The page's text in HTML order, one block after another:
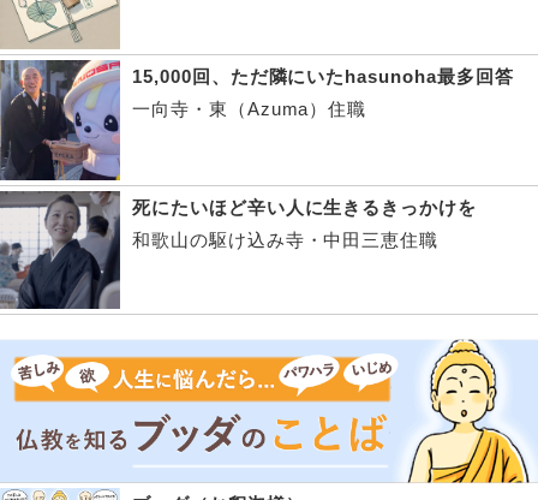
15,000回、ただ隣にいたhasunoha最多回答
一向寺・東（Azuma）住職
死にたいほど辛い人に生きるきっかけを
和歌山の駆け込み寺・中田三恵住職